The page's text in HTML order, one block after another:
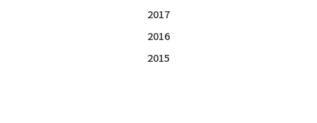
2017
2016
2015